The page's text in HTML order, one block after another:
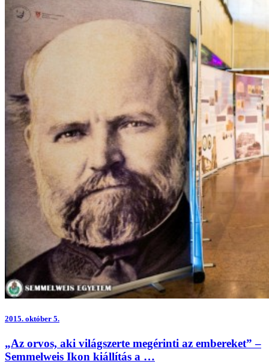
2015. október 5.
„Az orvos, aki világszerte megérinti az embereket” –
Semmelweis Ikon kiállítás a …